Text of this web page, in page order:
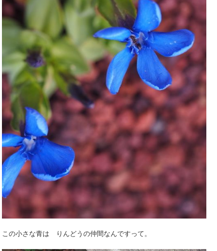
この小さな青は りんどうの仲間なんですって。